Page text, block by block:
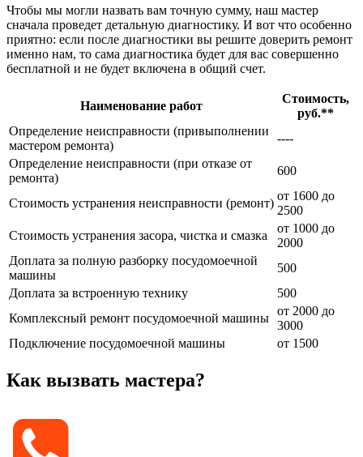
Чтобы мы могли назвать вам точную сумму, наш мастер
сначала проведет детальную диагностику. И вот что особенно
приятно: если после диагностики вы решите доверить ремонт
именно нам, то сама диагностика будет для вас совершенно
бесплатной и не будет включена в общий счет.
Наименование работ
Стоимость,
руб.**
Определение неисправности (привыполнении
мастером ремонта)
----
Определение неисправности (при отказе от
ремонта)
600
Стоимость устранения неисправности (ремонт)
от 1600 до
2500
Стоимость устранения засора, чистка и смазка
от 1000 до
2000
Доплата за полную разборку посудомоечной
машины
500
Доплата за встроенную технику
500
Комплексный ремонт посудомоечной машины
от 2000 до
3000
Подключение посудомоечной машины
от 1500
Как вызвать мастера?